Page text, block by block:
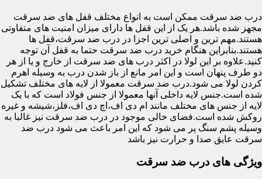
درب ضد سرقت ممکن است به انواع مختلف قفل های ضد سرقت
مجهز شده باشد.هر یک از این قفل ها دارای میزان امنیت های متفاوتی
هستند.مهم ترین و اصلی ترین اجزا در درب ضد سرقت،قفل ها
هستند.بنابراین هنگام خرید درب ضد سرقت حتما به قفل آن توجه
کنید.علاوه بر این لولا در اکثر درب های ضد سرقت از خارج و یا از هر
دو طرف پنهان است و این امر مانع از باز شدن درب به وسیله اهرم
کردن لولا می شود.درب ضد سرقت معمولا از لایه های مختلف تشکیل
شده است.جنس لایه داخلی آنها معمولا از جنس فولاد است که با یک
لایه از جنس های مختلف مانند ام دی اف،اچ دی اف،فلز،شیشه و غیره
روکش شده است.فضای خالی موجود در درب ضد سرقت نیز غالبا به
وسیله پشم سنگ پر می شود که این امر باعث می شود درب ضد
سرقت عایق صدا و حرارت نیز باشد
ویژگی های درب ضد سرقت